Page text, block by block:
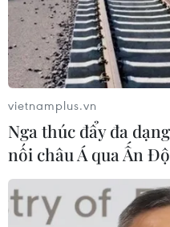
Ukraine tuyên bố
vực tại tỉnh Kursk
29/08/2024 01:31
Ông Zelensky cho biết
đã báo cáo về hoạt động
vietnamplus.vn
Nga thúc đẩy đa
nối châu Á qua Ấn